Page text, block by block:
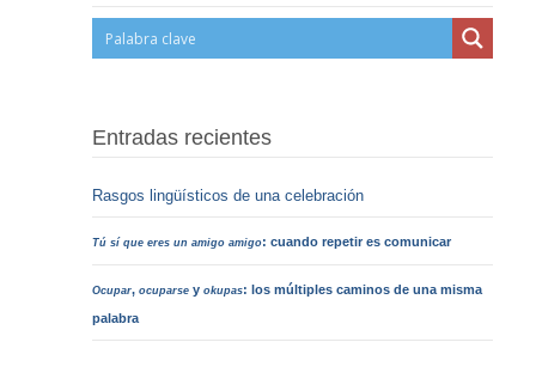
Entradas recientes
Rasgos lingüísticos de una celebración
Tú sí que eres un amigo amigo: cuando repetir es comunicar
Ocupar,ocuparse yokupas: los múltiples caminos de una misma
palabra